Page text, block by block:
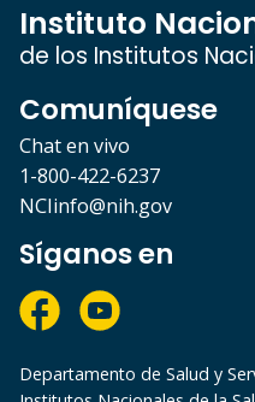
Instituto
de los Institutos
Comuníquese
Chat en vivo
1-800-422-6237
NCIinfo@nih.gov
Síganos en
Departamento de Salud y